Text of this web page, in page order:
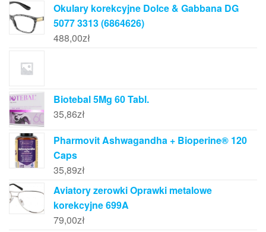
Okulary korekcyjne Dolce & Gabbana DG
5077 3313 (6864626)
488,00zł
Biotebal 5Mg 60 Tabl.
35,86zł
Pharmovit Ashwagandha + Bioperine® 120
Caps
35,89zł
Aviatory zerowki Oprawki metalowe
korekcyjne 699A
79,00zł